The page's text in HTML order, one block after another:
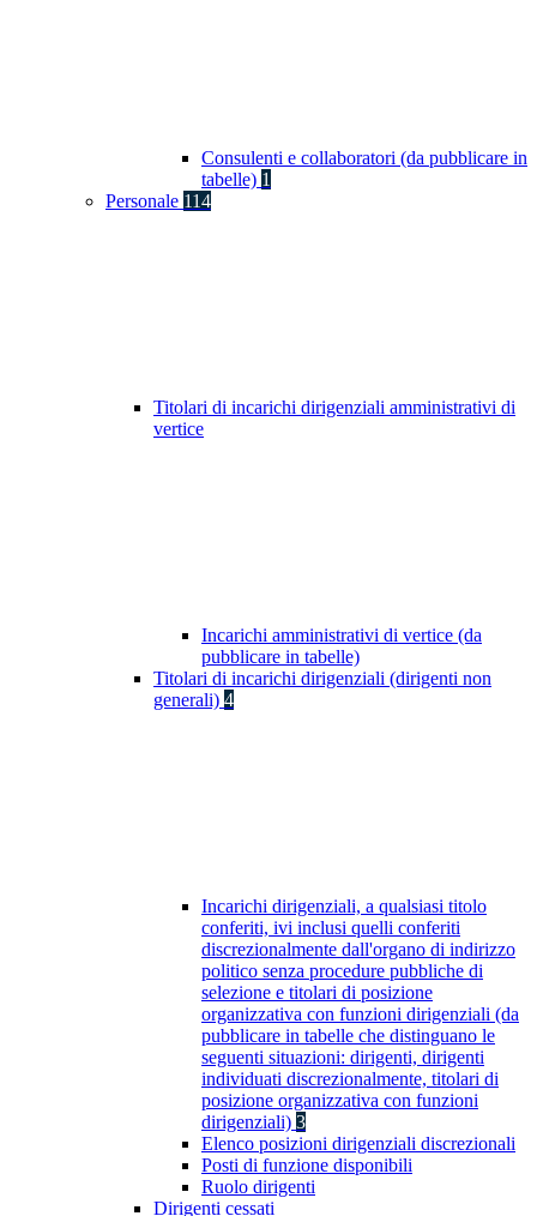
Consulenti e collaboratori (da pubblicare in
tabelle) 1
Personale 114
Titolari di incarichi dirigenziali amministrativi di
vertice
Incarichi amministrativi di vertice (da
pubblicare in tabelle)
Titolari di incarichi dirigenziali (dirigenti non
generali) 4
Incarichi dirigenziali, a qualsiasi titolo
conferiti, ivi inclusi quelli conferiti
discrezionalmente dall'organo di indirizzo
politico senza procedure pubbliche di
selezione e titolari di posizione
organizzativa con funzioni dirigenziali (da
pubblicare in tabelle che distinguano le
seguenti situazioni: dirigenti, dirigenti
individuati discrezionalmente, titolari di
posizione organizzativa con funzioni
dirigenziali) 3
Elenco posizioni dirigenziali discrezionali
Posti di funzione disponibili
Ruolo dirigenti
Dirigenti cessati